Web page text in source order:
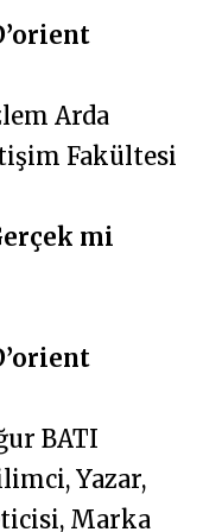
Arda
Fakültesi
mi
BATI
Yazar,
Marka